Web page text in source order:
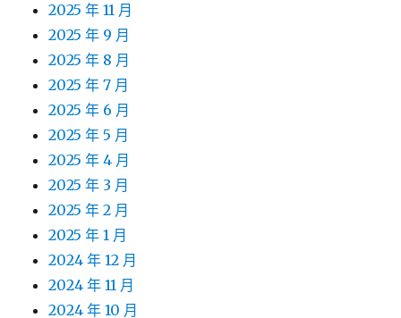
2025 年 11 月
2025 年 9 月
2025 年 8 月
2025 年 7 月
2025 年 6 月
2025 年 5 月
2025 年 4 月
2025 年 3 月
2025 年 2 月
2025 年 1 月
2024 年 12 月
2024 年 11 月
2024 年 10 月